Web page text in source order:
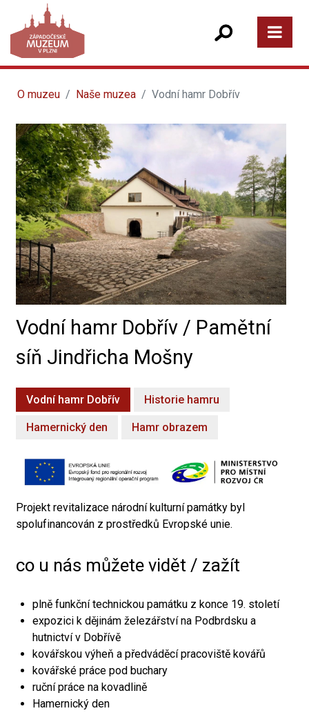
O muzeu Naše muzea Vodní hamr Dobřív
Vodní hamr Dobřív / Pamětní
síň Jindřicha Mošny
Vodní hamr Dobřív Historie hamru
Hamernický den Hamr obrazem
Projekt revitalizace národní kulturní památky byl
spolufinancován z prostředků Evropské unie.
co u nás můžete vidět / zažít
plně funkční technickou památku z konce 19. století
expozici k dějinám železářství na Podbrdsku a
hutnictví v Dobřívě
kovářskou výheň a předváděcí pracoviště kovářů
kovářské práce pod buchary
ruční práce na kovadlině
Hamernický den